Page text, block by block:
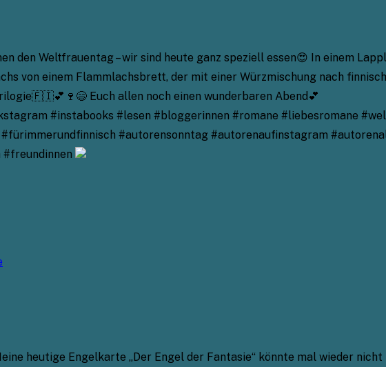
den Weltfrauentag – wir sind heute ganz speziell essen😍 In einem
von einem Flammlachsbrett, der mit einer Würzmischung nach
Euch allen noch einen wunderbaren Abend💕
#instabooks #lesen #bloggerinnen #romane #liebesromane
#autorensonntag #autorenaufinstagram
heutige Engelkarte „Der Engel der Fantasie“ könnte mal wieder